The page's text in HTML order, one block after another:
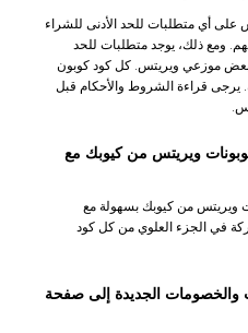
على أي متطلبات للحد الأدنى للشراء
ومع ذلك، يوجد متطلبات للحد
لبعض موزعي ويريتس. كل كود كوبون
يرجى قراءة الشروط والأحكام قبل
ويريتس من كيوبك مع
ويريتس من كيوبك بسهولة مع
في الجزء العلوي من كل كود
والخصومات الجديدة إلى صفحة